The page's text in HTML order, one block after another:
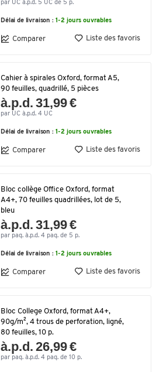
par UC à.p.d. 5 UC de 5 p.
Délai de livraison : 1-2 jours ouvrables
Comparer Liste des favoris
Cahier à spirales Oxford, format A5,
90 feuilles, quadrillé, 5 pièces
à.p.d. 31,99 €
par UC à.p.d. 4 UC
Délai de livraison : 1-2 jours ouvrables
Comparer Liste des favoris
Bloc collège Office Oxford, format
A4+, 70 feuilles quadrillées, lot de 5,
bleu
à.p.d. 31,99 €
par paq. à.p.d. 4 paq. de 5 p.
Délai de livraison : 1-2 jours ouvrables
Comparer Liste des favoris
Bloc College Oxford, format A4+,
90g/m², 4 trous de perforation, ligné,
80 feuilles, 10 p.
à.p.d. 26,99 €
par paq. à.p.d. 4 paq. de 10 p.